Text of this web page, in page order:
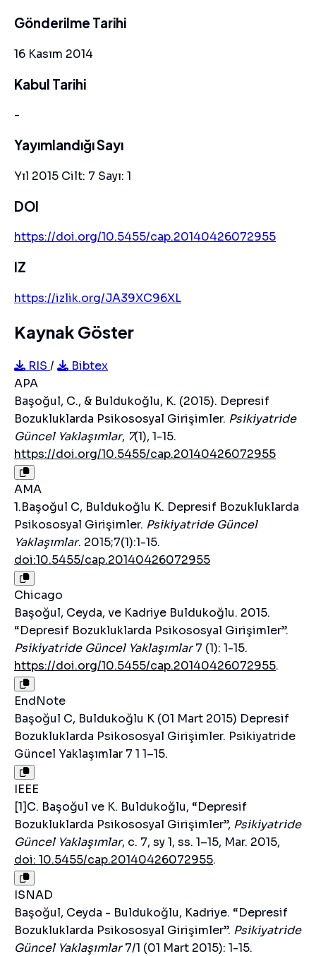
Gönderilme Tarihi
16 Kasım 2014
Kabul Tarihi
-
Yayımlandığı Sayı
Yıl 2015 Cilt: 7 Sayı: 1
DOI
https://doi.org/10.5455/cap.20140426072955
IZ
https://izlik.org/JA39XC96XL
Kaynak Göster
RIS /
Bibtex
APA
Başoğul, C., & Buldukoğlu, K. (2015). Depresif
Bozukluklarda Psikososyal Girişimler. Psikiyatride
Güncel Yaklaşımlar, 7(1), 1-15.
https://doi.org/10.5455/cap.20140426072955
AMA
1.Başoğul C, Buldukoğlu K. Depresif Bozukluklarda
Psikososyal Girişimler. Psikiyatride Güncel
Yaklaşımlar. 2015;7(1):1-15.
doi:10.5455/cap.20140426072955
Chicago
Başoğul, Ceyda, ve Kadriye Buldukoğlu. 2015.
“Depresif Bozukluklarda Psikososyal Girişimler”.
Psikiyatride Güncel Yaklaşımlar7 (1): 1-15.
https://doi.org/10.5455/cap.20140426072955.
EndNote
Başoğul C, Buldukoğlu K (01 Mart 2015) Depresif
Bozukluklarda Psikososyal Girişimler. Psikiyatride
Güncel Yaklaşımlar 7 1 1–15.
IEEE
[1]C. Başoğul ve K. Buldukoğlu, “Depresif
Bozukluklarda Psikososyal Girişimler”, Psikiyatride
Güncel Yaklaşımlar, c. 7, sy 1, ss. 1–15, Mar. 2015,
doi: 10.5455/cap.20140426072955.
ISNAD
Başoğul, Ceyda - Buldukoğlu, Kadriye. “Depresif
Bozukluklarda Psikososyal Girişimler”. Psikiyatride
Güncel Yaklaşımlar7/1 (01 Mart 2015): 1-15.